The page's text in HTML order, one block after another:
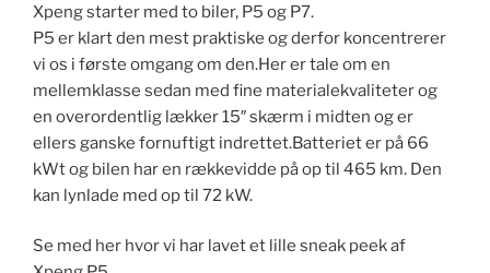
Xpeng starter med to biler, P5 og P7.
P5 er klart den mest praktiske og derfor koncentrerer
vi os i første omgang om den.Her er tale om en
mellemklasse sedan med fine materialekvaliteter og
en overordentlig lækker 15″ skærm i midten og er
ellers ganske fornuftigt indrettet.Batteriet er på ​66 ​
kWt og bilen har en rækkevidde på op til 465 km. Den
kan lynlade med op til 72 kW.
Se med her hvor vi har lavet et lille sneak peek af